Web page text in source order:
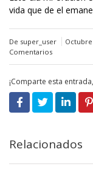
vida que de el
De super_user Octubre
Comentarios
¡Comparte esta
Relacionados